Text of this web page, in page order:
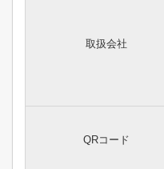
取扱会社
QRコード